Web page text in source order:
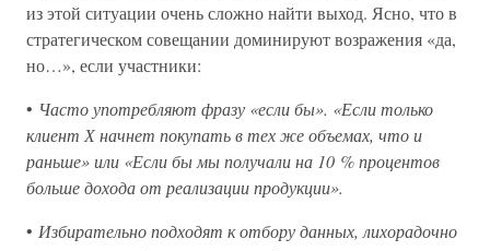
из этой ситуации очень сложно найти выход. Ясно, что в
стратегическом совещании доминируют возражения «да,
но…», если участники:
• Часто употребляют фразу «если бы». «Если только
клиент Х начнет покупать в тех же объемах, что и
раньше» или «Если бы мы получали на 10 % процентов
больше дохода от реализации продукции».
• Избирательно подходят к отбору данных, лихорадочно